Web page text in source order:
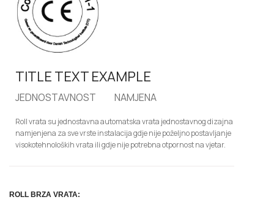
TITLE TEXT EXAMPLE
JEDNOSTAVNOST NAMJENA
Roll vrata su jednostavna automatska vrata jednostavnog dizajna
namjenjena za sve vrste instalacija gdje nije poželjno postavljanje
visokotehnoloških vrata ili gdje nije potrebna otpornost na vjetar.
ROLL BRZA VRATA: